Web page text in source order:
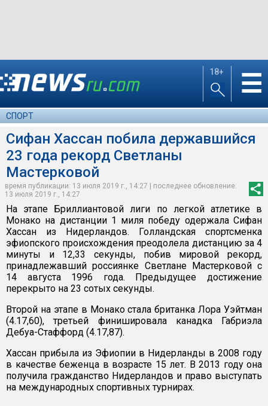
18+ ☰
СПОРТ
Сифан Хассан побила державшийся
23 года рекорд Светланы
Мастерковой
время публикации: 13 июля 2019 г., 14:27 | последнее обновление:
13 июля 2019 г., 14:27
На этапе Бриллиантовой лиги по легкой атлетике в
Монако на дистанции 1 миля победу одержала Сифан
Хассан из Нидерландов. Голландская спортсменка
эфиопского происхождения преодолела дистанцию за 4
минуты и 12,33 секунды, побив мировой рекорд,
принадлежавший россиянке Светлане Мастерковой с
14 августа 1996 года. Предыдущее достижение
перекрыто на 23 сотых секунды.
Второй на этапе в Монако стала британка Лора Уэйтман
(4.17,60), третьей финишировала канадка Габриэла
Дебуа-Стаффорд (4.17,87).
Хассан прибыла из Эфиопии в Нидерланды в 2008 году
в качестве беженца в возрасте 15 лет. В 2013 году она
получила гражданство Нидерландов и право выступать
на международных спортивных турнирах.